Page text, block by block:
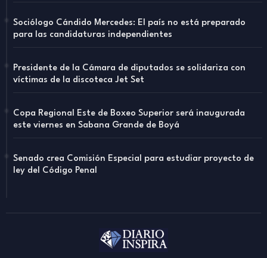
Sociólogo Cándido Mercedes: El país no está preparado
para las candidaturas independientes
Presidente de la Cámara de diputados se solidariza con
víctimas de la discoteca Jet Set
Copa Regional Este de Boxeo Superior será inaugurada
este viernes en Sabana Grande de Boyá
Senado crea Comisión Especial para estudiar proyecto de
ley del Código Penal